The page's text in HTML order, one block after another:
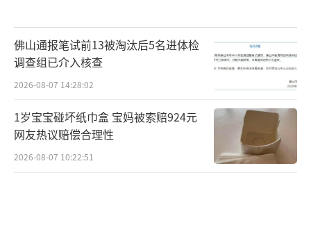
佛山通报笔试前13被淘汰后5名进体检
调查组已介入核查
2026-08-07 14:28:02
1岁宝宝碰坏纸巾盒 宝妈被索赔924元
网友热议赔偿合理性
2026-08-07 10:22:51